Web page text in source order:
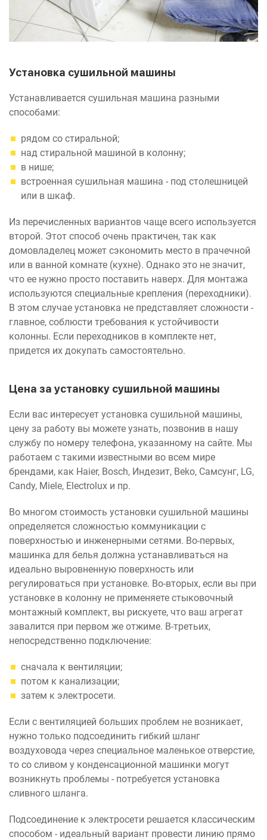
Установка сушильной машины
Устанавливается сушильная машина разными
способами:
рядом со стиральной;
над стиральной машиной в колонну;
в нише;
встроенная сушильная машина - под столешницей
или в шкаф.
Из перечисленных вариантов чаще всего используется
второй. Этот способ очень практичен, так как
домовладелец может сэкономить место в прачечной
или в ванной комнате (кухне). Однако это не значит,
что ее нужно просто поставить наверх. Для монтажа
используются специальные крепления (переходники).
В этом случае установка не представляет сложности -
главное, соблюсти требования к устойчивости
колонны. Если переходников в комплекте нет,
придется их докупать самостоятельно.
Цена за установку сушильной машины
Если вас интересует установка сушильной машины,
цену за работу вы можете узнать, позвонив в нашу
службу по номеру телефона, указанному на сайте. Мы
работаем с такими известными во всем мире
брендами, как Haier, Bosch, Индезит, Beko, Самсунг, LG,
Candy, Miele, Electrolux и пр.
Во многом стоимость установки сушильной машины
определяется сложностью коммуникации с
поверхностью и инженерными сетями. Во-первых,
машинка для белья должна устанавливаться на
идеально выровненную поверхность или
регулироваться при установке. Во-вторых, если вы при
установке в колонну не применяете стыковочный
монтажный комплект, вы рискуете, что ваш агрегат
завалится при первом же отжиме. В-третьих,
непосредственно подключение:
сначала к вентиляции;
потом к канализации;
затем к электросети.
Если с вентиляцией больших проблем не возникает,
нужно только подсоединить гибкий шланг
воздуховода через специальное маленькое отверстие,
то со сливом у конденсационной машинки могут
возникнуть проблемы - потребуется установка
сливного шланга.
Подсоединение к электросети решается классическим
способом - идеальный вариант провести линию прямо